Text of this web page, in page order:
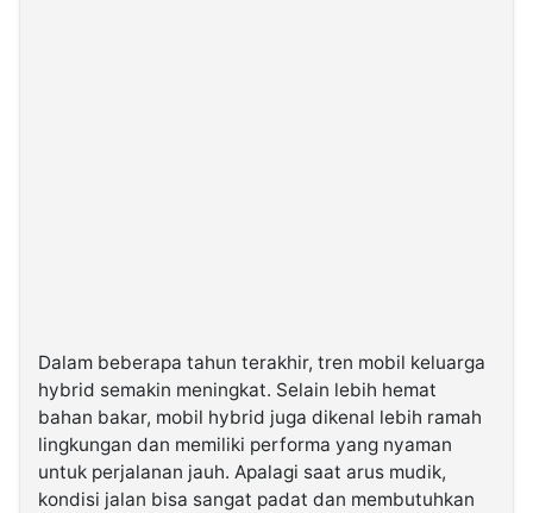
Dalam beberapa tahun terakhir, tren mobil keluarga
hybrid semakin meningkat. Selain lebih hemat
bahan bakar, mobil hybrid juga dikenal lebih ramah
lingkungan dan memiliki performa yang nyaman
untuk perjalanan jauh. Apalagi saat arus mudik,
kondisi jalan bisa sangat padat dan membutuhkan